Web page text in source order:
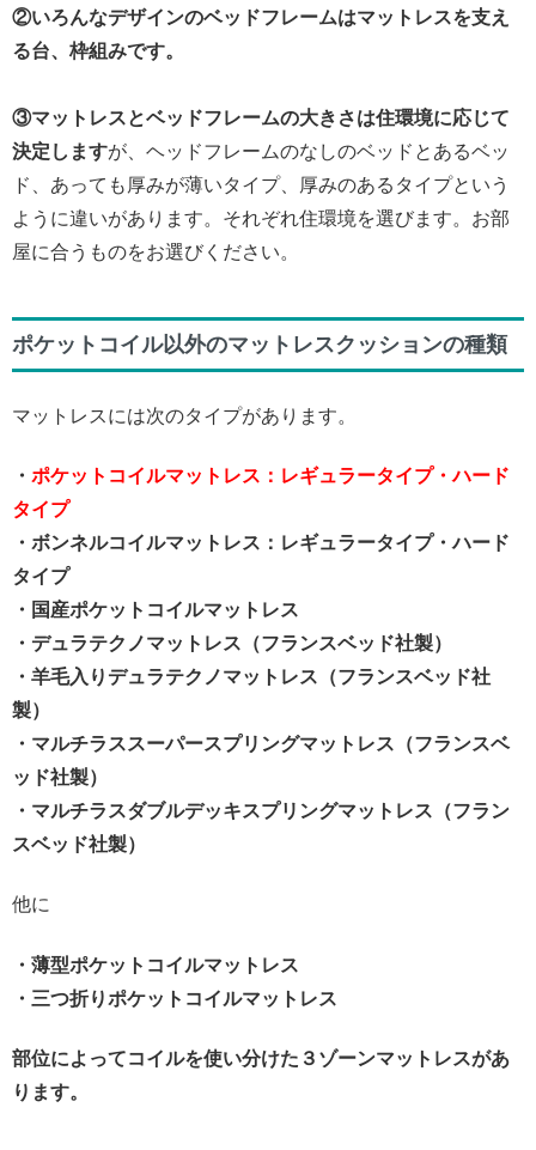
②いろんなデザインのベッドフレームはマットレスを支え
る台、枠組みです。
③マットレスとベッドフレームの大きさは住環境に応じて
決定しますが、ヘッドフレームのなしのベッドとあるベッ
ド、あっても厚みが薄いタイプ、厚みのあるタイプという
ように違いがあります。それぞれ住環境を選びます。お部
屋に合うものをお選びください。
ポケットコイル以外のマットレスクッションの種類
マットレスには次のタイプがあります。
・ ポケットコイルマットレス：レギュラータイプ・ハード
タイプ
・ボンネルコイルマットレス：レギュラータイプ・ハード
タイプ
・国産ポケットコイルマットレス
・デュラテクノマットレス（フランスベッド社製）
・羊毛入りデュラテクノマットレス（フランスベッド社
製）
・マルチラススーパースプリングマットレス（フランスベ
ッド社製）
・マルチラスダブルデッキスプリングマットレス（フラン
スベッド社製）
他に
・薄型ポケットコイルマットレス
・三つ折りポケットコイルマットレス
部位によってコイルを使い分けた３ゾーンマットレスがあ
ります。